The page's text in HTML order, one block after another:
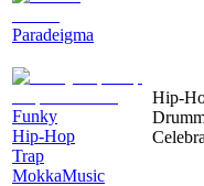
Paradeigma
Funky
Hip-Hop
Trap
MokkaMusic
Hip-